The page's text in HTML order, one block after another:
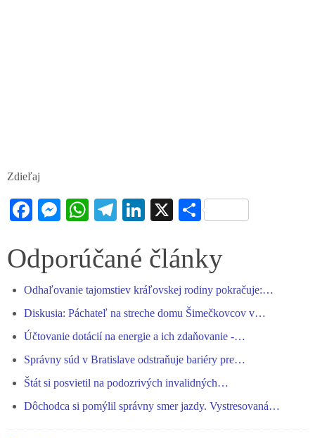
Zdieľaj
Fa
bo
ok
M
se
er
W
ts
pp
Te
gr
m
Li
ed
X S
re
Odporúčané články
Odhaľovanie tajomstiev kráľovskej rodiny pokračuje:…
Diskusia: Páchateľ na streche domu Šimečkovcov v…
Účtovanie dotácií na energie a ich zdaňovanie -…
Správny súd v Bratislave odstraňuje bariéry pre…
Štát si posvietil na podozrivých invalidných…
Dôchodca si pomýlil správny smer jazdy. Vystresovaná…